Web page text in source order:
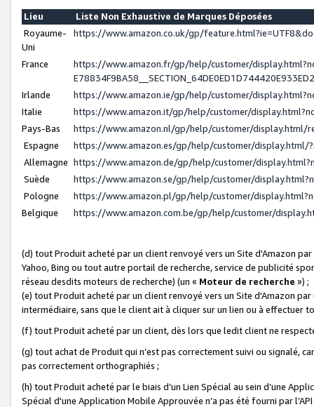
Lieu
Liste Non Exhaustive de Marques Déposées
Royaume-
Uni
https://www.amazon.co.uk/gp/
France
https://www.amazon.fr/gp/help/customer/
Irlande
https://www.amazon.ie/gp/help/customer/
Italie
https://www.amazon.it/gp/help/customer/
Pays-Bas
https://www.amazon.nl/gp/help/customer/display.html/
Espagne
https://www.amazon.es/gp/help/customer/display.html/
Allemagne https://www.amazon.de/gp/help/customer/
Suède
https://www.amazon.se/gp/help/customer/
Pologne
https://www.amazon.pl/gp/help/customer/
Belgique
https://www.amazon.com.be/gp/help/customer/
(d) tout Produit acheté par un client renvoyé vers un Site d'Amazon
Yahoo, Bing ou tout autre portail de recherche, service de publicité
réseau desdits moteurs de recherche) (un « Moteur de recherche ») ;
(e) tout Produit acheté par un client renvoyé vers un Site d'Amazon
intermédiaire, sans que le client ait à cliquer sur un lien ou à
(f) tout Produit acheté par un client, dès lors que ledit client ne
(g) tout achat de Produit qui n’est pas correctement suivi ou signalé,
pas correctement orthographiés ;
(h) tout Produit acheté par le biais d’un Lien Spécial au sein d’une
Spécial d'une Application Mobile Approuvée n’a pas été fourni par